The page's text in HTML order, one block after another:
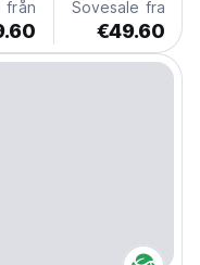
från Sovesale fra
€49.60